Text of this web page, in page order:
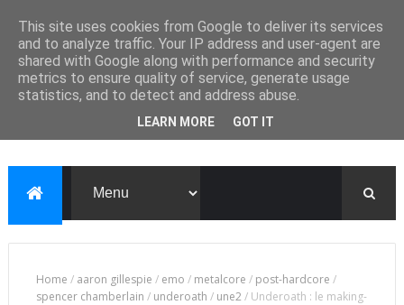
Home / aaron gillespie / emo / metalcore / post-hardcore /
spencer chamberlain / underoath / une2/ Underoath : le making-
This site uses cookies from Google to deliver its services
and to analyze traffic. Your IP address and user-agent are
shared with Google along with performance and security
metrics to ensure quality of service, generate usage
statistics, and to detect and address abuse.
LEARN MORE GOT IT